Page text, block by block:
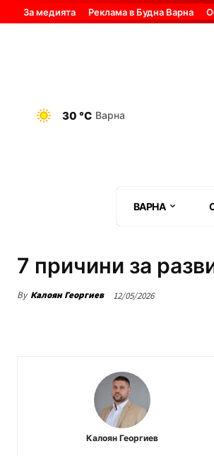
За медията Реклама в Будна Варна
30 °C Варна
ВАРНА
7 причини за
By Калоян Георгиев 12/05/2026
Калоян Георгиев